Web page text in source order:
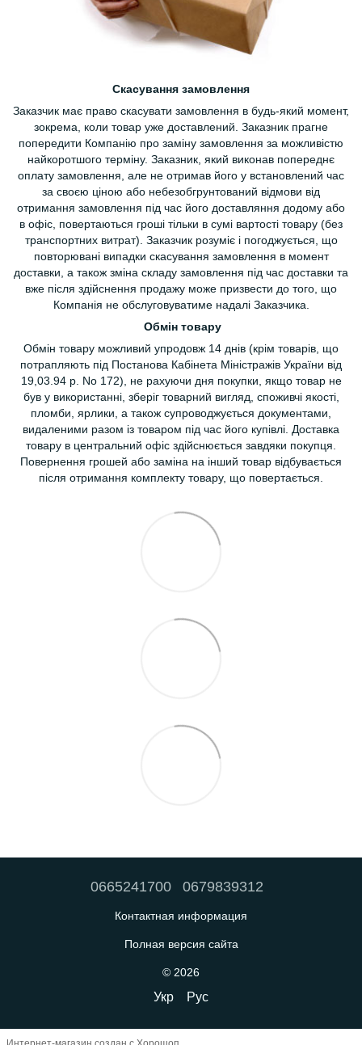
Скасування замовлення
Заказчик має право скасувати замовлення в будь-який момент,
зокрема, коли товар уже доставлений. Заказник прагне
попередити Компанію про заміну замовлення за можливістю
найкоротшого терміну. Заказник, який виконав попереднє
оплату замовлення, але не отримав його у встановлений час
за своєю ціною або небезобгрунтований відмови від
отримання замовлення під час його доставляння додому або
в офіс, повертаються гроші тільки в сумі вартості товару (без
транспортних витрат). Заказчик розуміє і погоджується, що
повторювані випадки скасування замовлення в момент
доставки, а також зміна складу замовлення під час доставки та
вже після здійснення продажу може призвести до того, що
Компанія не обслуговуватиме надалі Заказчика.
Обмін товару
Обмін товару можливий упродовж 14 днів (крім товарів, що
потрапляють під Постанова Кабінета Міністражів України від
19,03.94 р. No 172), не рахуючи дня покупки, якщо товар не
був у використанні, зберіг товарний вигляд, споживчі якості,
пломби, ярлики, а також супроводжується документами,
видаленими разом із товаром під час його купівлі. Доставка
товару в центральний офіс здійснюється завдяки покупця.
Повернення грошей або заміна на інший товар відбувається
після отримання комплекту товару, що повертається.
0665241700 0679839312
Контактная информация
Полная версия сайта
© 2026
Укр Рус